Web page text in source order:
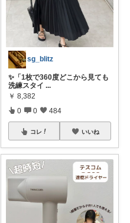
sg_blitz
✨「1枚で360度どこから見ても
洗練スタイ ...
￥ 8,382
0 0 484
コレ いいね